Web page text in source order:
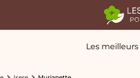
Les meilleurs